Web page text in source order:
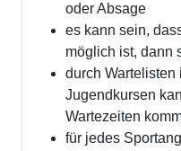
oder Absage
es kann sein,
möglich ist, dann
durch Wartelisten
Jugendkursen
Wartezeiten
für jedes